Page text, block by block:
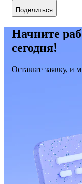
Поделиться
Начните
сегодня!
Оставьте заявку, и